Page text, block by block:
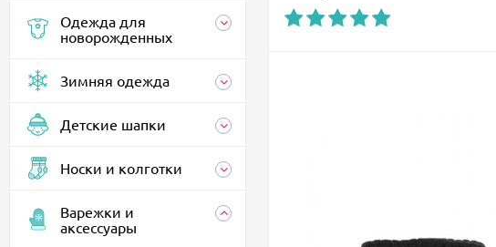
Одежда для
новорожденных
Зимняя одежда
Детские шапки
Носки и колготки
Варежки и
аксессуары